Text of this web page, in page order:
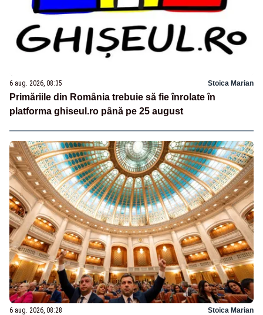
6 aug. 2026, 08:35 Stoica Marian
Primăriile din România trebuie să fie înrolate în
platforma ghiseul.ro până pe 25 august
6 aug. 2026, 08:28 Stoica Marian